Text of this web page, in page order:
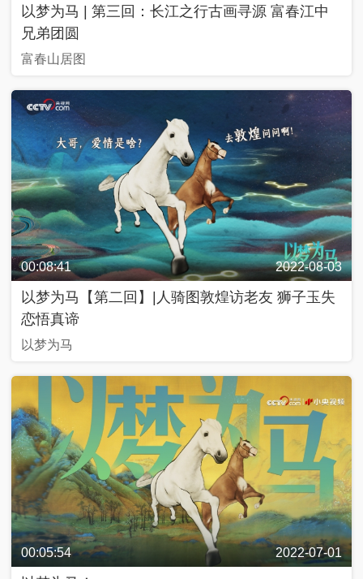
以梦为马 | 第三回：长江之行古画寻源 富春江中
兄弟团圆
富春山居图
00:08:41 2022-08-03
以梦为马【第二回】|人骑图敦煌访老友 狮子玉失
恋悟真谛
以梦为马
00:05:54 2022-07-01